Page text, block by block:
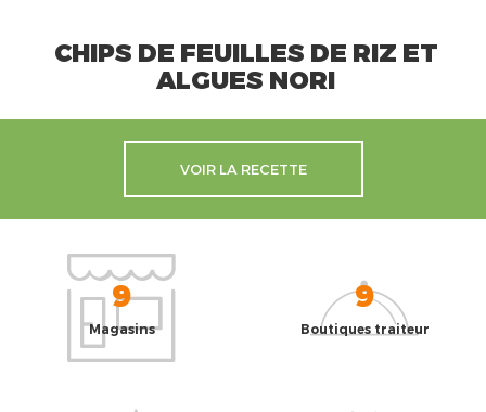
CHIPS DE FEUILLES DE RIZ ET
ALGUES NORI
VOIR LA RECETTE
9
Magasins
9
Boutiques traiteur